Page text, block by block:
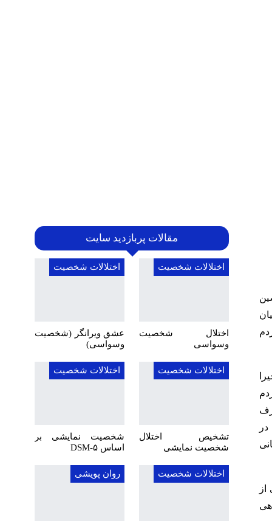
مقالات پربازدید سایت
اختلالات شخصیت
اختلال شخصیت
وسواسی
اختلالات شخصیت
عشق ویرانگر (شخصیت
وسواسی)
اختلالات شخصیت
تشخیص اختلال
شخصیت نمایشی
اختلالات شخصیت
شخصیت نمایشی بر
اساس DSM-۵
اختلالات شخصیت روان پویشی